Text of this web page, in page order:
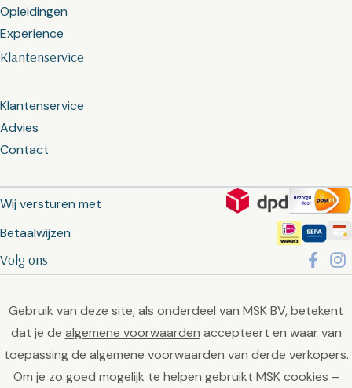
Klantenservice
Klantenservice
Advies
Contact
Opleidingen
Experience
Wij versturen met
Betaalwijzen
Volg ons
Gebruik van deze site, als onderdeel van MSK BV, betekent
dat je de algemene voorwaarden accepteert en waar van
toepassing de algemene voorwaarden van derde verkopers.
Om je zo goed mogelijk te helpen gebruikt MSK cookies –